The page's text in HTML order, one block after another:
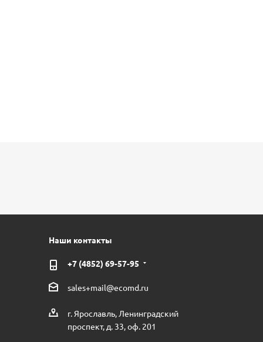
Наши контакты
+7 (4852) 69-57-95
sales+mail@ecomd.ru
г. Ярославль, Ленинградский
проспект, д. 33, оф. 201